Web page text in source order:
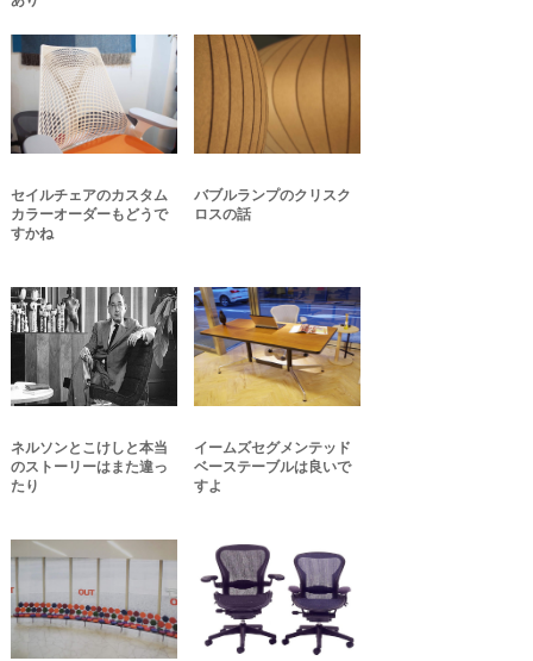
セイルチェアのカスタム
カラーオーダーもどうで
すかね
バブルランプのクリスク
ロスの話
ネルソンとこけしと本当
のストーリーはまた違っ
たり
イームズセグメンテッド
ベーステーブルは良いで
すよ